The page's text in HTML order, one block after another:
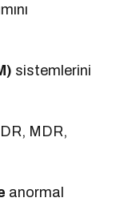
sistemlerini
MDR,
anormal